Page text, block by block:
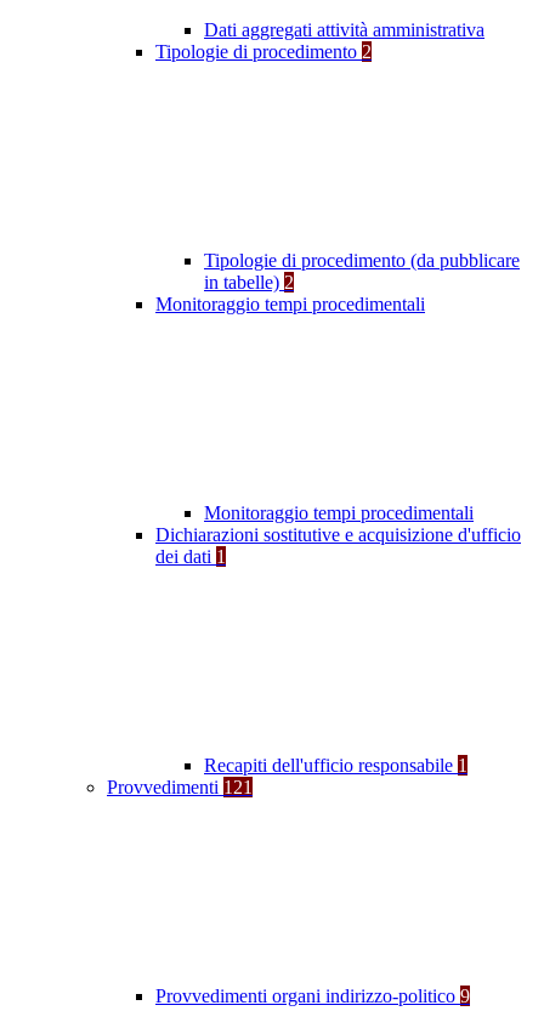
Dati aggregati attività amministrativa
Tipologie di procedimento 2
Tipologie di procedimento (da pubblicare
in tabelle) 2
Monitoraggio tempi procedimentali
Monitoraggio tempi procedimentali
Dichiarazioni sostitutive e acquisizione d'ufficio
dei dati 1
Recapiti dell'ufficio responsabile 1
Provvedimenti 121
Provvedimenti organi indirizzo-politico 9